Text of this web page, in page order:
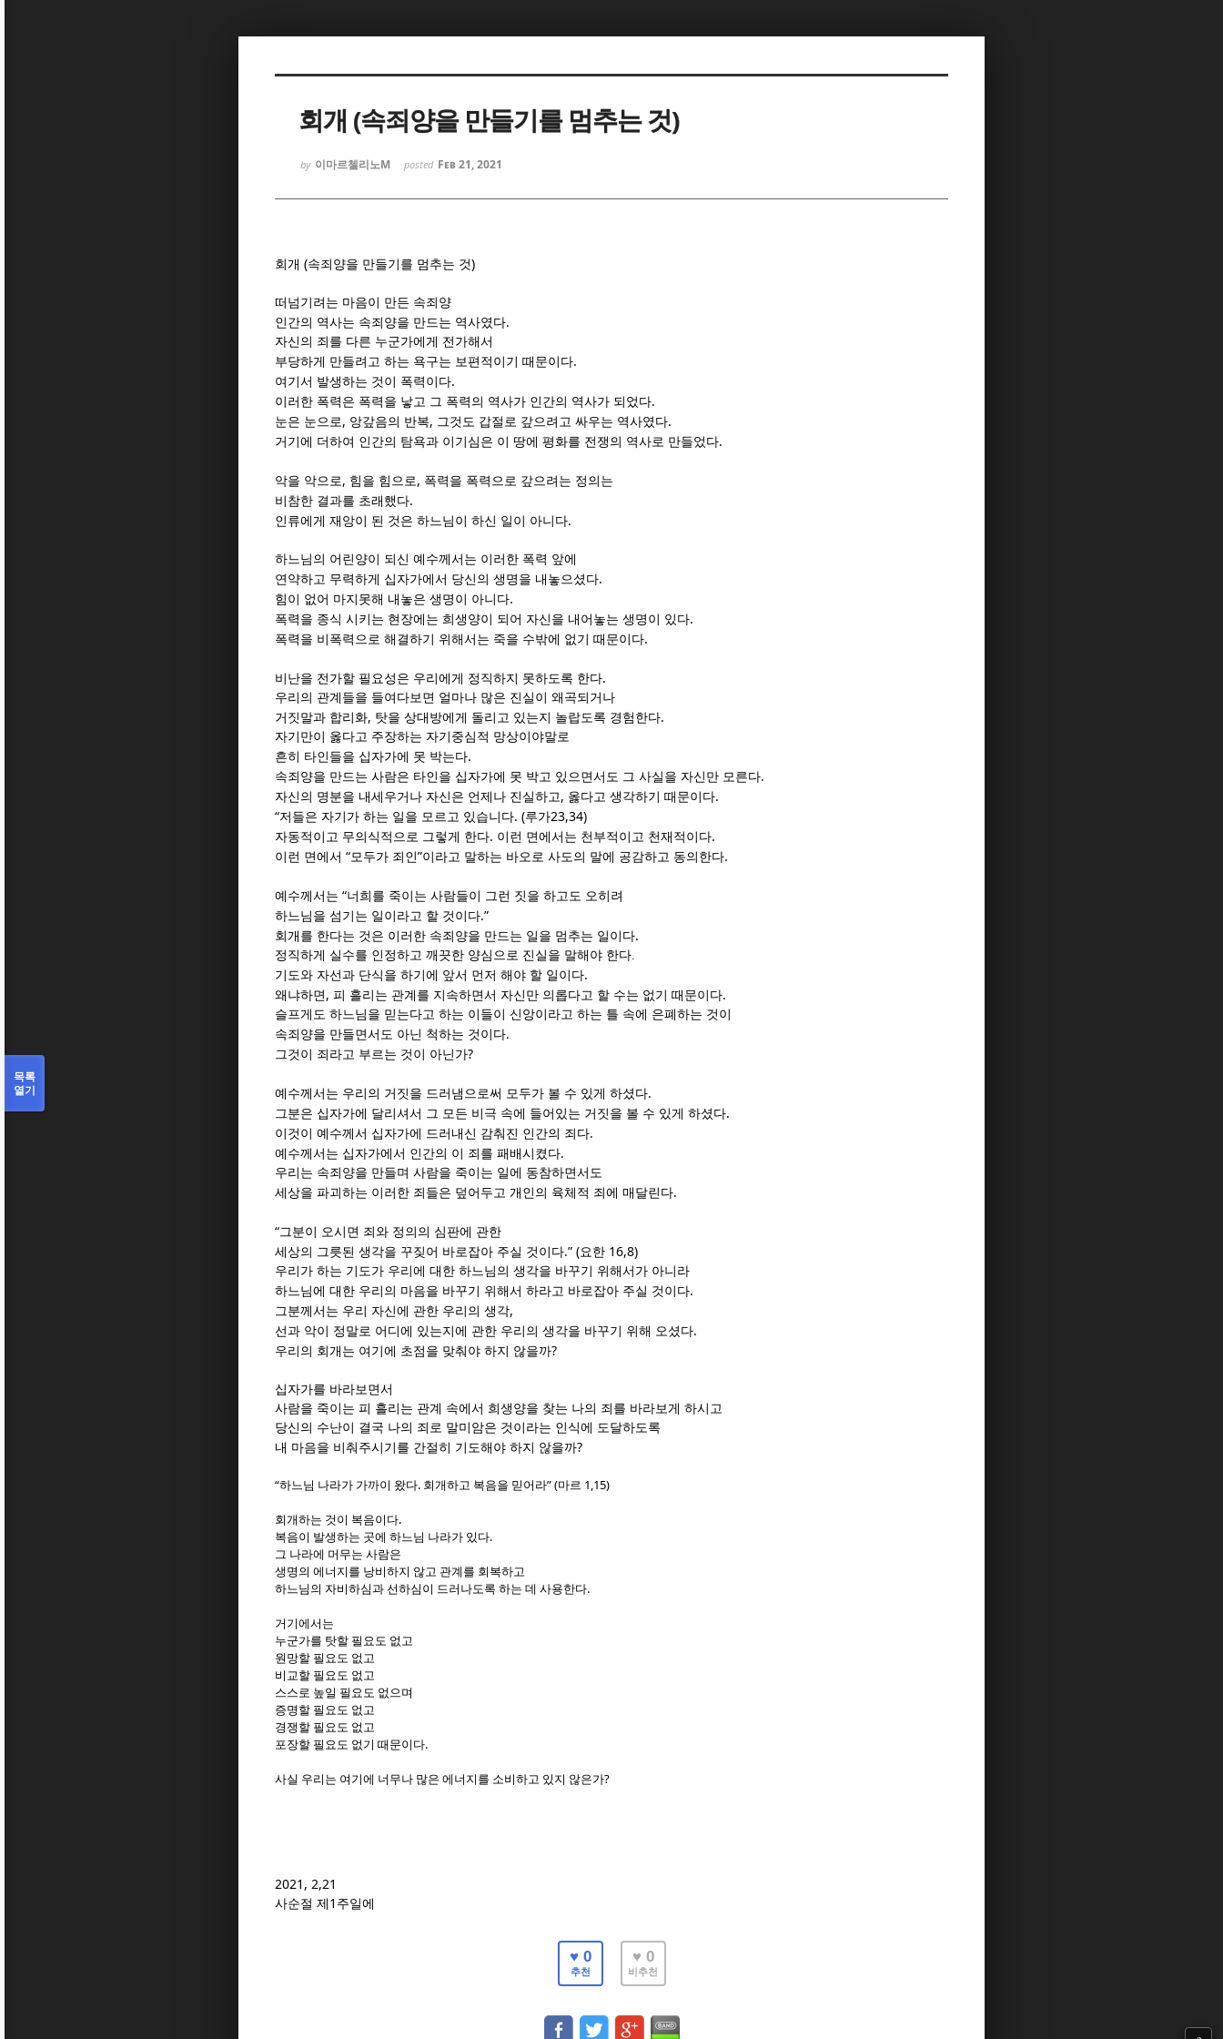
회개 (속죄양을 만들기를 멈추는 것)
by 이마르첼리노M posted Feb 21, 2021
회개 (속죄양을 만들기를 멈추는 것)
떠넘기려는 마음이 만든 속죄양
인간의 역사는 속죄양을 만드는 역사였다.
자신의 죄를 다른 누군가에게 전가해서
부당하게 만들려고 하는 욕구는 보편적이기 때문이다.
여기서 발생하는 것이 폭력이다.
이러한 폭력은 폭력을 낳고 그 폭력의 역사가 인간의 역사가 되었다.
눈은 눈으로, 앙갚음의 반복, 그것도 갑절로 갚으려고 싸우는 역사였다.
거기에 더하여 인간의 탐욕과 이기심은 이 땅에 평화를 전쟁의 역사로 만들었다.
악을 악으로, 힘을 힘으로, 폭력을 폭력으로 갚으려는 정의는
비참한 결과를 초래했다.
인류에게 재앙이 된 것은 하느님이 하신 일이 아니다.
하느님의 어린양이 되신 예수께서는 이러한 폭력 앞에
연약하고 무력하게 십자가에서 당신의 생명을 내놓으셨다.
힘이 없어 마지못해 내놓은 생명이 아니다.
폭력을 종식 시키는 현장에는 희생양이 되어 자신을 내어놓는 생명이 있다.
폭력을 비폭력으로 해결하기 위해서는 죽을 수밖에 없기 때문이다.
비난을 전가할 필요성은 우리에게 정직하지 못하도록 한다.
우리의 관계들을 들여다보면 얼마나 많은 진실이 왜곡되거나
거짓말과 합리화, 탓을 상대방에게 돌리고 있는지 놀랍도록 경험한다.
자기만이 옳다고 주장하는 자기중심적 망상이야말로
흔히 타인들을 십자가에 못 박는다.
속죄양을 만드는 사람은 타인을 십자가에 못 박고 있으면서도 그 사실을 자신만 모른다.
자신의 명분을 내세우거나 자신은 언제나 진실하고, 옳다고 생각하기 때문이다.
“저들은 자기가 하는 일을 모르고 있습니다. (루가23,34)
자동적이고 무의식적으로 그렇게 한다. 이런 면에서는 천부적이고 천재적이다.
이런 면에서 “모두가 죄인”이라고 말하는 바오로 사도의 말에 공감하고 동의한다.
예수께서는 “너희를 죽이는 사람들이 그런 짓을 하고도 오히려
하느님을 섬기는 일이라고 할 것이다.”
회개를 한다는 것은 이러한 속죄양을 만드는 일을 멈추는 일이다.
정직하게 실수를 인정하고 깨끗한 양심으로 진실을 말해야 한다.
기도와 자선과 단식을 하기에 앞서 먼저 해야 할 일이다.
왜냐하면 , 피 흘리는 관계를 지속하면서 자신만 의롭다고 할 수는 없기 때문이다.
슬프게도 하느님을 믿는다고 하는 이들이 신앙이라고 하는 틀 속에 은폐하는 것이
속죄양을 만들면서도 아닌 척하는 것이다.
그것이 죄라고 부르는 것이 아닌가?
예수께서는 우리의 거짓을 드러냄으로써 모두가 볼 수 있게 하셨다.
그분은 십자가에 달리셔서 그 모든 비극 속에 들어있는 거짓을 볼 수 있게 하셨다.
이것이 예수께서 십자가에 드러내신 감춰진 인간의 죄다.
예수께서는 십자가에서 인간의 이 죄를 패배시켰다.
우리는 속죄양을 만들며 사람을 죽이는 일에 동참하면서도
세상을 파괴하는 이러한 죄들은 덮어두고 개인의 육체적 죄에 매달린다.
“그분이 오시면 죄와 정의의 심판에 관한
세상의 그릇된 생각을 꾸짖어 바로잡아 주실 것이다.” (요한 16,8)
우리가 하는 기도가 우리에 대한 하느님의 생각을 바꾸기 위해서가 아니라
하느님에 대한 우리의 마음을 바꾸기 위해서 하라고 바로잡아 주실 것이다.
그분께서는 우리 자신에 관한 우리의 생각,
선과 악이 정말로 어디에 있는지에 관한 우리의 생각을 바꾸기 위해 오셨다.
우리의 회개는 여기에 초점을 맞춰야 하지 않을까?
십자가를 바라보면서
사람을 죽이는 피 흘리는 관계 속에서 희생양을 찾는 나의 죄를 바라보게 하시고
당신의 수난이 결국 나의 죄로 말미암은 것이라는 인식에 도달하도록
내 마음을 비춰주시기를 간절히 기도해야 하지 않을까?
“하느님 나라가 가까이 왔다. 회개하고 복음을 믿어라” (마르 1,15)
회개하는 것이 복음이다.
복음이 발생하는 곳에 하느님 나라가 있다.
그 나라에 머무는 사람은
생명의 에너지를 낭비하지 않고 관계를 회복하고
하느님의 자비하심과 선하심이 드러나도록 하는 데 사용한다.
거기에서는
누군가를 탓할 필요도 없고
원망할 필요도 없고
비교할 필요도 없고
스스로 높일 필요도 없으며
증명할 필요도 없고
경쟁할 필요도 없고
포장할 필요도 없기 때문이다.
사실 우리는 여기에 너무나 많은 에너지를 소비하고 있지 않은가?
2021, 2,21
사순절 제 1 주일에
♥ 0
추천
♥ 0
비추천
목록
열기
Sketchbook5, 스케치북5
Sketchbook5, 스케치북5